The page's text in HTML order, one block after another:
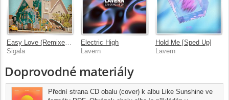
Easy Love (Remixes) - EP
Sigala
Electric High
Lavern
Hold Me [Sped Up]
Lavern
Doprovodné materiály
Přední strana CD obalu (cover) k albu Like Sunshine ve